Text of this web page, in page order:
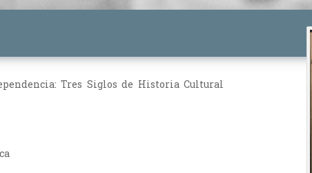
Tres Siglos de Historia Cultural